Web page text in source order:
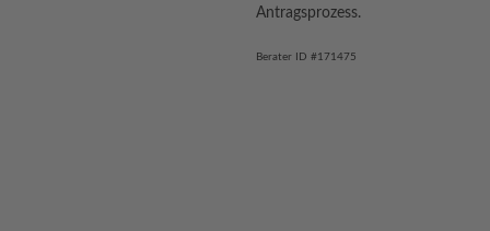
Antragsprozess.
Berater ID #171475